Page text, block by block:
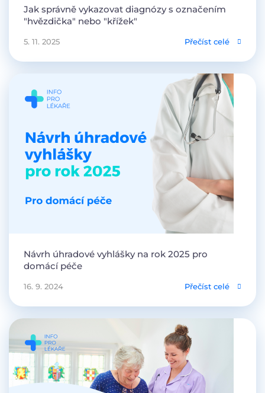
Jak správně vykazovat diagnózy s označením
"hvězdička" nebo "křížek"
5. 11. 2025 Přečíst celé
Návrh úhradové vyhlášky na rok 2025 pro
domácí péče
16. 9. 2024 Přečíst celé